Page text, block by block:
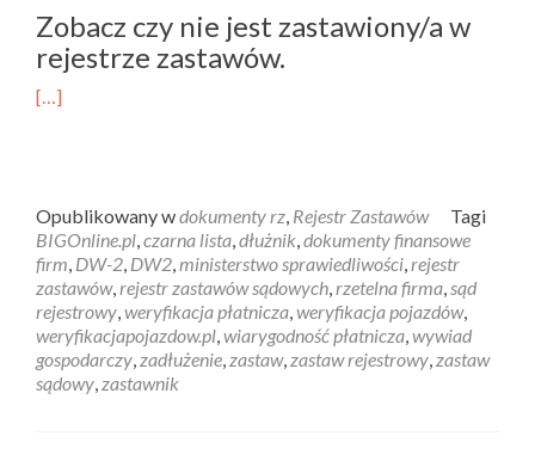
Zobacz czy nie jest zastawiony/a w
rejestrze zastawów.
[…]
Opublikowany wdokumenty rz, Rejestr Zastawów
Tagi
BIGOnline.pl,czarna lista,dłużnik,dokumenty finansowe
firm, DW-2, DW2,ministerstwo sprawiedliwości,rejestr
zastawów,rejestr zastawów sądowych,rzetelna firma,sąd
rejestrowy,weryfikacja płatnicza,weryfikacja pojazdów,
weryfikacjapojazdow.pl,wiarygodność płatnicza,wywiad
gospodarczy,zadłużenie,zastaw,zastaw rejestrowy,zastaw
sądowy,zastawnik